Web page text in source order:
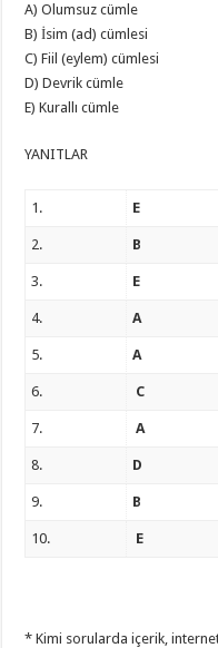
A) Olumsuz cümle
B) İsim (ad) cümlesi
C) Fiil (eylem) cümlesi
D) Devrik cümle
E) Kurallı cümle
YANITLAR
1. E
2. B
3. E
4. A
5. A
6. C
7. A
8. D
9. B
10. E
* Kimi sorularda içerik,